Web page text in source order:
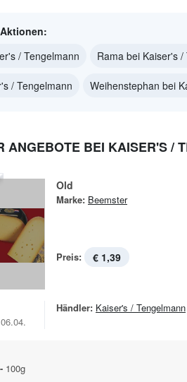
/ Tengelmann
Rama bei Kaiser's /
/ Tengelmann Weihenstephan bei
ANGEBOTE BEI KAISER'S /
Old
Marke: Beemster
Preis: € 1,39
Händler: Kaiser's / Tengelmann
100g